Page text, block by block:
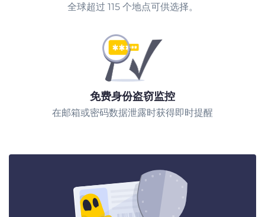
全球超过 115 个地点可供选择。
免费身份盗窃监控
在邮箱或密码数据泄露时获得即时提醒